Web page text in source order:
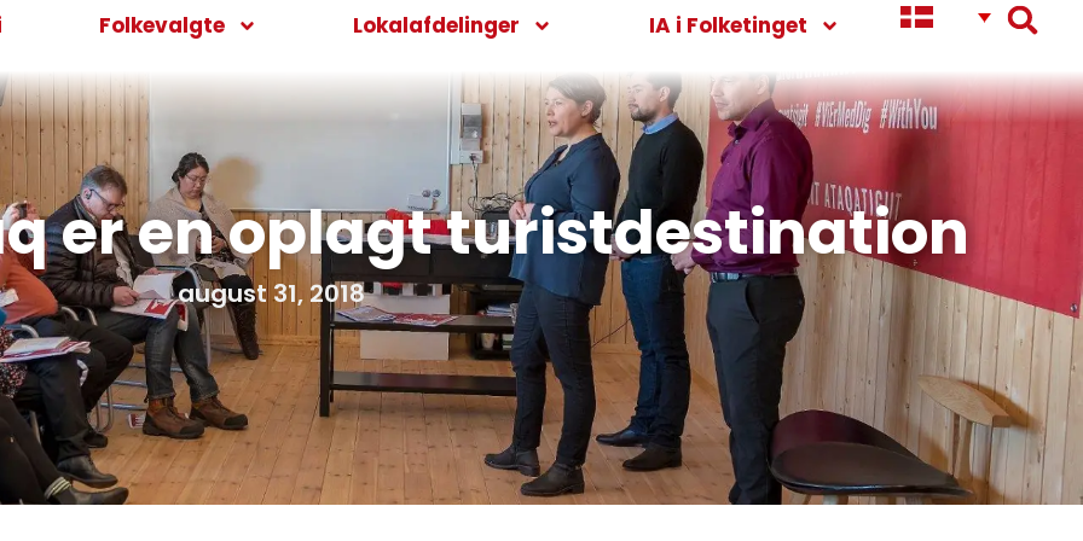
Folkevalgte Lokalafdelinger IA i Folketinget
er en oplagt turistdestination
august 31, 2018